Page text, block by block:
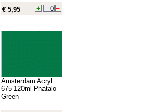
€ 5,95
Amsterdam Acryl
675 120ml Phatalo
Green